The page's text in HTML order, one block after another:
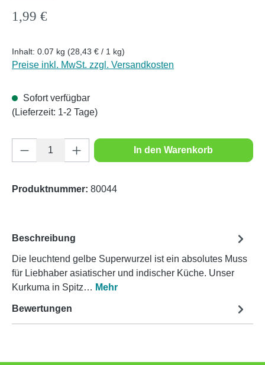
Regulärer Preis:
1,99 €
Inhalt: 0.07 kg (28,43 € / 1 kg)
Preise inkl. MwSt. zzgl. Versandkosten
Sofort verfügbar
(Lieferzeit: 1-2 Tage)
Produkt Anzahl: Gib den gewünschten
In den Warenkorb
Produktnummer: 80044
Beschreibung
Die leuchtend gelbe Superwurzel ist ein absolutes Muss
für Liebhaber asiatischer und indischer Küche. Unser
Kurkuma in Spitz… Mehr
Bewertungen